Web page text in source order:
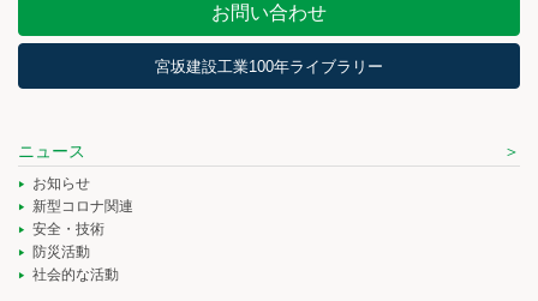
お問い合わせ
宮坂建設工業100年ライブラリー
ニュース
お知らせ
新型コロナ関連
安全・技術
防災活動
社会的な活動